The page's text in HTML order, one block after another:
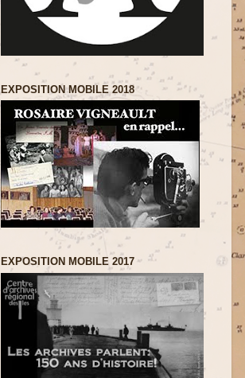
EXPOSITION MOBILE 2018
EXPOSITION MOBILE 2017